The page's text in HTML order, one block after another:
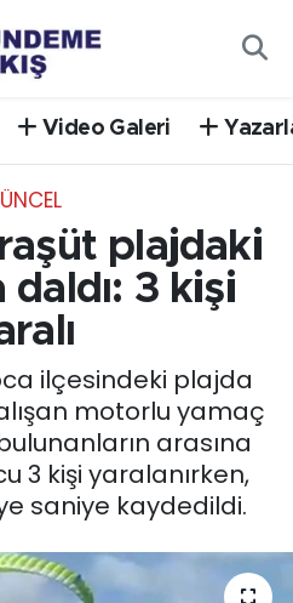
Video Galeri
plajdaki
daldı: 3 kişi
ilçesindeki plajda
motorlu yamaç
arasına
3 kişi yaralanırken,
saniye kaydedildi.
ve Fikstür